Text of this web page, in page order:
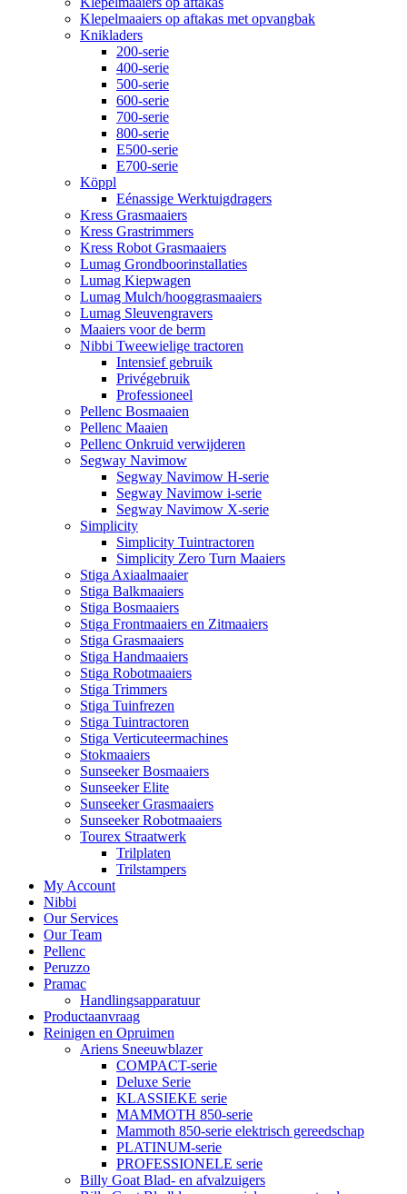
Klepelmaaiers op aftakas met opvangbak
Knikladers
200-serie
400-serie
500-serie
600-serie
700-serie
800-serie
E500-serie
E700-serie
Köppl
Eénassige Werktuigdragers
Kress Grasmaaiers
Kress Grastrimmers
Kress Robot Grasmaaiers
Lumag Grondboorinstallaties
Lumag Kiepwagen
Lumag Mulch/hooggrasmaaiers
Lumag Sleuvengravers
Maaiers voor de berm
Nibbi Tweewielige tractoren
Intensief gebruik
Privégebruik
Professioneel
Pellenc Bosmaaien
Pellenc Maaien
Pellenc Onkruid verwijderen
Segway Navimow
Segway Navimow H-serie
Segway Navimow i-serie
Segway Navimow X-serie
Simplicity
Simplicity Tuintractoren
Simplicity Zero Turn Maaiers
Stiga Axiaalmaaier
Stiga Balkmaaiers
Stiga Bosmaaiers
Stiga Frontmaaiers en Zitmaaiers
Stiga Grasmaaiers
Stiga Handmaaiers
Stiga Robotmaaiers
Stiga Trimmers
Stiga Tuinfrezen
Stiga Tuintractoren
Stiga Verticuteermachines
Stokmaaiers
Sunseeker Bosmaaiers
Sunseeker Elite
Sunseeker Grasmaaiers
Sunseeker Robotmaaiers
Tourex Straatwerk
Trilplaten
Trilstampers
My Account
Nibbi
Our Services
Our Team
Pellenc
Peruzzo
Pramac
Handlingsapparatuur
Productaanvraag
Reinigen en Opruimen
Ariens Sneeuwblazer
COMPACT-serie
Deluxe Serie
KLASSIEKE serie
MAMMOTH 850-serie
Mammoth 850-serie elektrisch gereedschap
PLATINUM-serie
PROFESSIONELE serie
Billy Goat Blad- en afvalzuigers